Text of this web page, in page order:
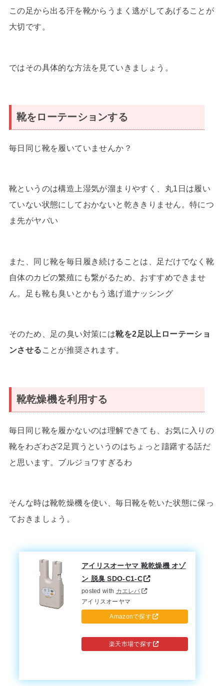
この足から出る汗を靴からうまく逃がしてあげることが
大切です。
ではその具体的な方法を見ていきましょう。
靴をローテーションする
毎日同じ靴を履いていませんか？
靴というのは構造上湿気が溜まりやすく、丸1日は履い
ていない状態にしておかないと乾ききりません。特につ
ま先がヤバい
また、同じ靴を毎日履き続けることは、足だけでなく靴
自体のカビの繁殖にも繋がるため、おすすめできませ
ん。足も靴も臭いとかもう逃げ道ナッシング
そのため、足の臭い対策には靴を2足以上ローテーショ
ンさせる ことが推奨されます。
靴乾燥機を利用する
毎日同じ靴を履かないのは理解できても、お気に入りの
靴をわざわざ2足買うというのはちょっと躊躇する話だ
と思います。ブルジョワすぎるわ
そんな時は靴乾燥機を使い、毎日靴を乾いた状態に保っ
ておきましょう。
アイリスオーヤマ 靴乾燥機 オゾ
ン 脱臭 SDO-C1-C
posted with カエレバ
アイリスオーヤマ
Amazonで探す
楽天市場で探す